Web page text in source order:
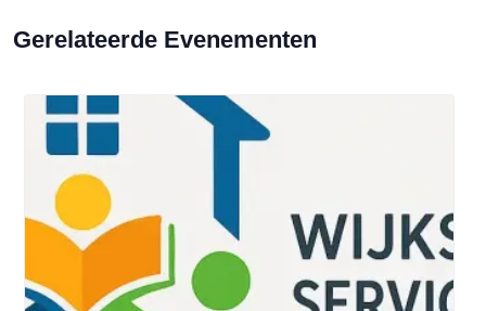
Gerelateerde Evenementen